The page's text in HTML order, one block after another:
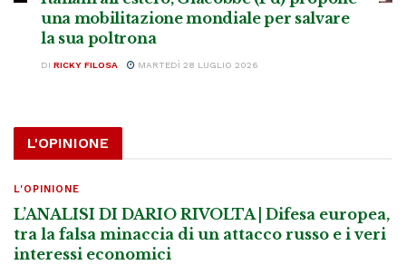
una mobilitazione mondiale per salvare
la sua poltrona
DI RICKY FILOSA MARTEDÌ 28 LUGLIO 2026
L'OPINIONE
L'OPINIONE
L’ANALISI DI DARIO RIVOLTA | Difesa europea,
tra la falsa minaccia di un attacco russo e i veri
interessi economici